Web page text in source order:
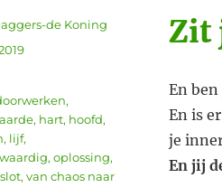
Zit
En
En is
je
En jij
de Koning
,
, hart, hoofd,
, lijf,
,oplossing,
slot,van chaos naar